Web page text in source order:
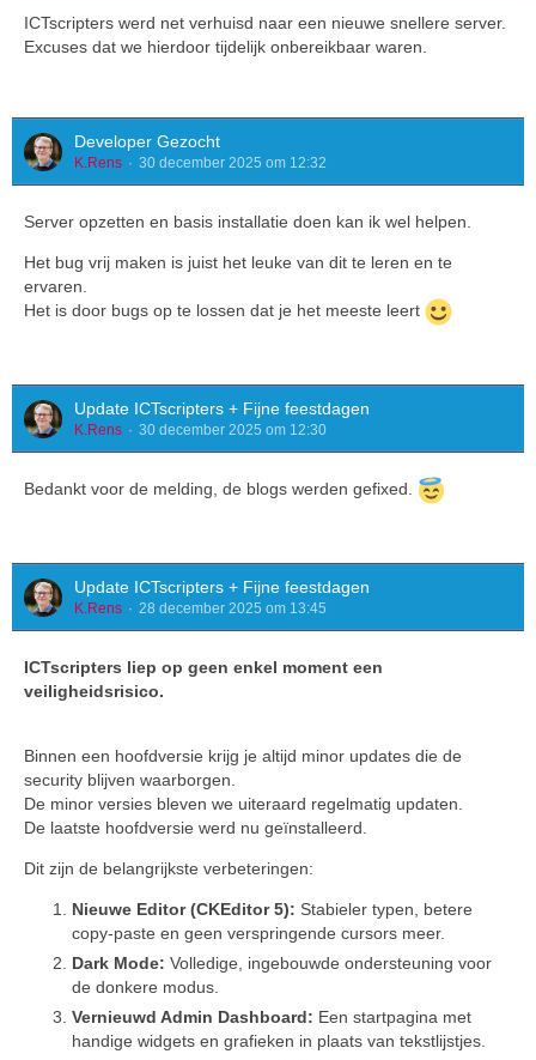
ICTscripters werd net verhuisd naar een nieuwe snellere server.
Excuses dat we hierdoor tijdelijk onbereikbaar waren.
Developer Gezocht
K.Rens 30 december 2025 om 12:32
Server opzetten en basis installatie doen kan ik wel helpen.
Het bug vrij maken is juist het leuke van dit te leren en te
ervaren.
Het is door bugs op te lossen dat je het meeste leert
Update ICTscripters + Fijne feestdagen
K.Rens 30 december 2025 om 12:30
Bedankt voor de melding, de blogs werden gefixed.
Update ICTscripters + Fijne feestdagen
K.Rens 28 december 2025 om 13:45
ICTscripters liep op geen enkel moment een
veiligheidsrisico.
Binnen een hoofdversie krijg je altijd minor updates die de
security blijven waarborgen.
De minor versies bleven we uiteraard regelmatig updaten.
De laatste hoofdversie werd nu geïnstalleerd.
Dit zijn de belangrijkste verbeteringen:
Nieuwe Editor (CKEditor 5): Stabieler typen, betere
copy-paste en geen verspringende cursors meer.
Dark Mode: Volledige, ingebouwde ondersteuning voor
de donkere modus.
Vernieuwd Admin Dashboard: Een startpagina met
handige widgets en grafieken in plaats van tekstlijstjes.